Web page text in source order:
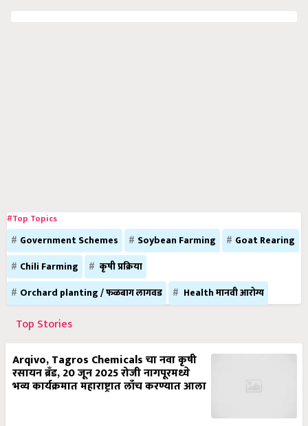
#Top Topics
Government Schemes Soybean Farming
Goat Rearing
Chili Farming
कृषी प्रक्रिया
Orchard planting / फळबाग लागवड
Health मानवी आरोग्य
Top Stories
Arqivo, Tagros Chemicals चा नवा कृषी
रसायन ब्रँड, 20 जून 2025 रोजी नागपूरमध्ये
भव्य कार्यक्रमात महाराष्ट्रात लाँच करण्यात आला